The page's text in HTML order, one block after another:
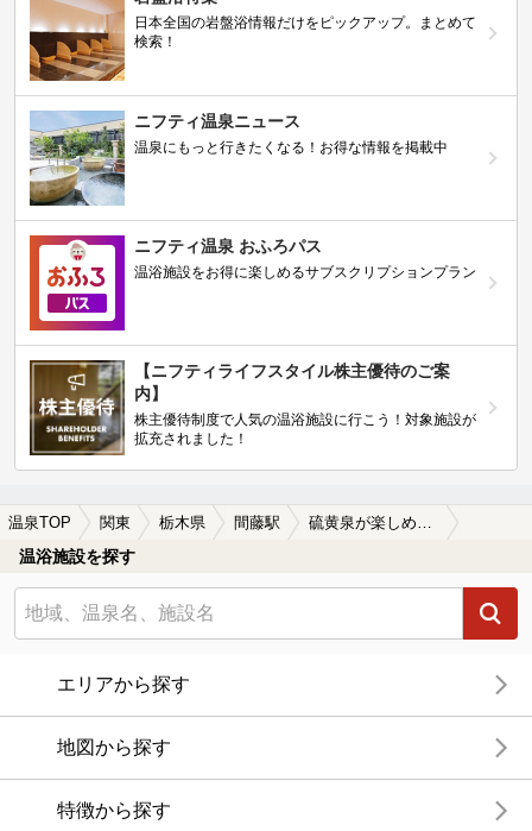
日本全国の岩盤浴情報だけをピックアップ。まとめて
検索！
ニフティ温泉ニュース
温泉にもっと行きたくなる！お得な情報を掲載中
ニフティ温泉 おふろパス
温浴施設をお得に楽しめるサブスクリプションプラン
【ニフティライフスタイル株主優待のご案
内】
株主優待制度で人気の温浴施設に行こう！対象施設が
拡充されました！
温泉TOP 関東 栃木県 間藤駅 硫黄泉が楽しめる間藤駅近くの温泉、日帰り温泉、スーパー銭湯おすすめ
温浴施設を探す
エリアから探す
地図から探す
特徴から探す